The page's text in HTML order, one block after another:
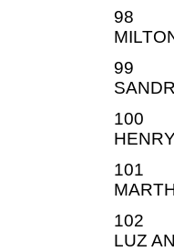
98
99
100
101
102
LUZ